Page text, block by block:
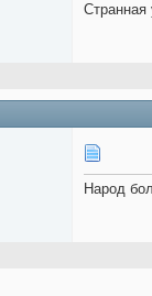
Странная
Народ